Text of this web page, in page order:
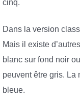
cinq.
Dans la version
Mais il existe
blanc sur fond noir
peuvent être gris. La
bleue.